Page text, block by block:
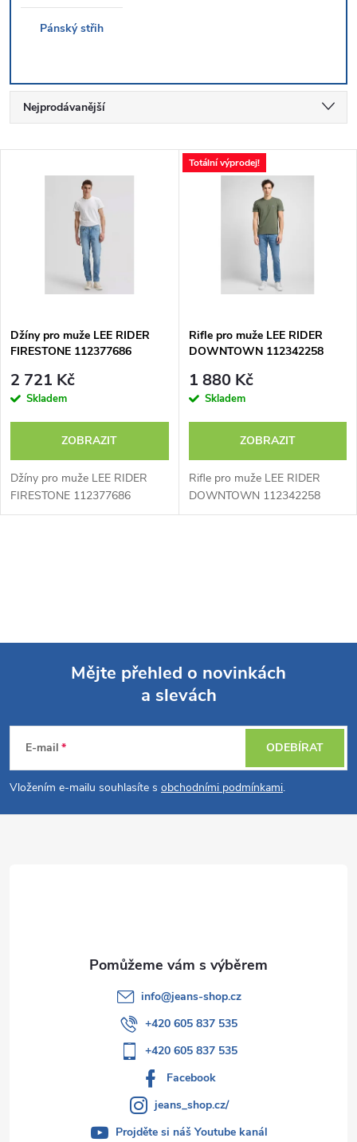
Pánský střih
Ř
a
p
r
o
d
u
Nejprodávanější
s
p
r
d
u
ů
Džíny pro muže LEE RIDER
FIRESTONE 112377686
2 721 Kč
Skladem
ZOBRAZIT
Džíny pro muže LEE RIDER
FIRESTONE 112377686
Totální výprodej!
Rifle pro muže LEE RIDER
DOWNTOWN 112342258
1 880 Kč
Skladem
ZOBRAZIT
Rifle pro muže LEE RIDER
DOWNTOWN 112342258
a
í
p
p
a
Mějte přehled o novinkách
a slevách
E-mail
Vložením e-mailu souhlasíte s obchodními podmínkami.
ODEBÍRAT
info@jeans-shop.cz
+420 605 837 535
+420 605 837 535
Facebook
jeans_shop.cz/
Projděte si náš Youtube kanál